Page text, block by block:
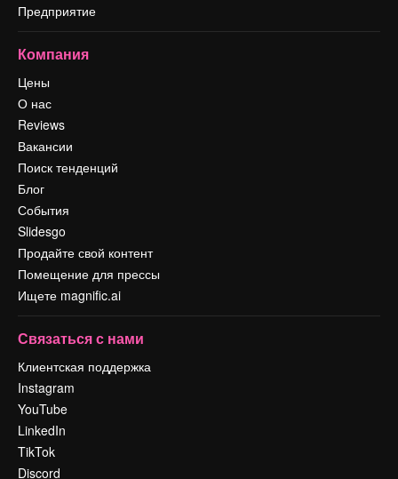
Предприятие
Компания
Цены
О нас
Reviews
Вакансии
Поиск тенденций
Блог
События
Slidesgo
Продайте свой контент
Помещение для прессы
Ищете magnific.ai
Связаться с нами
Клиентская поддержка
Instagram
YouTube
LinkedIn
TikTok
Discord